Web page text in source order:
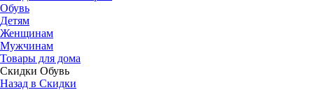
Обувь
Детям
Женщинам
Мужчинам
Товары для дома
Скидки Обувь
Назад в Скидки